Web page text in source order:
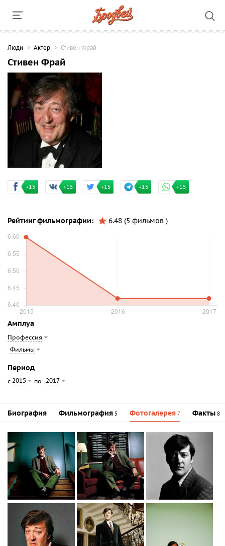
Люди Актер Стивен Фрай
Стивен Фрай
+15 +15 +15 +15 +15
Рейтинг фильмографии: 6.48 (5 фильмов )
Амплуа
Профессия
Фильмы
Период
с 2015 по 2017
Биография Фильмография 5 Фотогалерея 7 Факты 8